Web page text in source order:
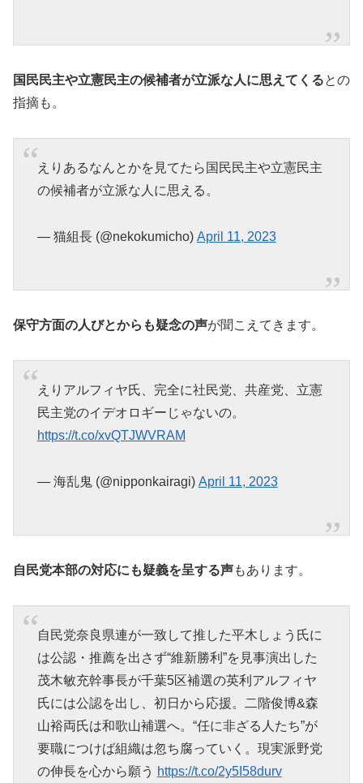
国民民主や立憲民主の候補者が立派な人に思えてくるとの
指摘も。
えりあるなんとかを見てたら国民民主や立憲民主
の候補者が立派な人に思える。
— 猫組長 (@nekokumicho) April 11, 2023
保守方面の人びとからも疑念の声が聞こえてきます。
えりアルフィヤ氏、完全に社民党、共産党、立憲
民主党のイデオロギーじゃないの。
https://t.co/xvQTJWVRAM
— 海乱鬼 (@nipponkairagi) April 11, 2023
自民党本部の対応にも疑義を呈する声もあります。
自民党奈良県連が一致して推した平木しょう氏に
は公認・推薦を出さず“維新勝利”を見事演出した
茂木敏充幹事長が千葉5区補選の英利アルフィヤ
氏には公認を出し、初日から応援。二階俊博&森
山裕両氏は和歌山補選へ。“任に非ざる人たち”が
要職につけば組織は忽ち腐っていく。現実派野党
の伸長を心から願う https://t.co/2y5I58durv